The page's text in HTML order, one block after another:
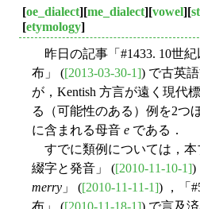
[oe_dialect][me_dialect][vowel][
[etymology]
昨日の記事「#1433. 10世
布」 ([2013-03-30-1]) で古英
が，Kentish 方言が遠く現代
る（可能性のある）例を2つ
に含まれる母音 e である．
すでに類例については，本
綴字と発音」 ([2010-11-10-1])
merry 」 ([2010-11-11-1]) ，「